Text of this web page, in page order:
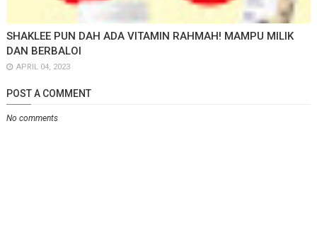
SHAKLEE PUN DAH ADA VITAMIN RAHMAH! MAMPU MILIK
DAN BERBALOI
APRIL 04, 2023
POST A COMMENT
No comments